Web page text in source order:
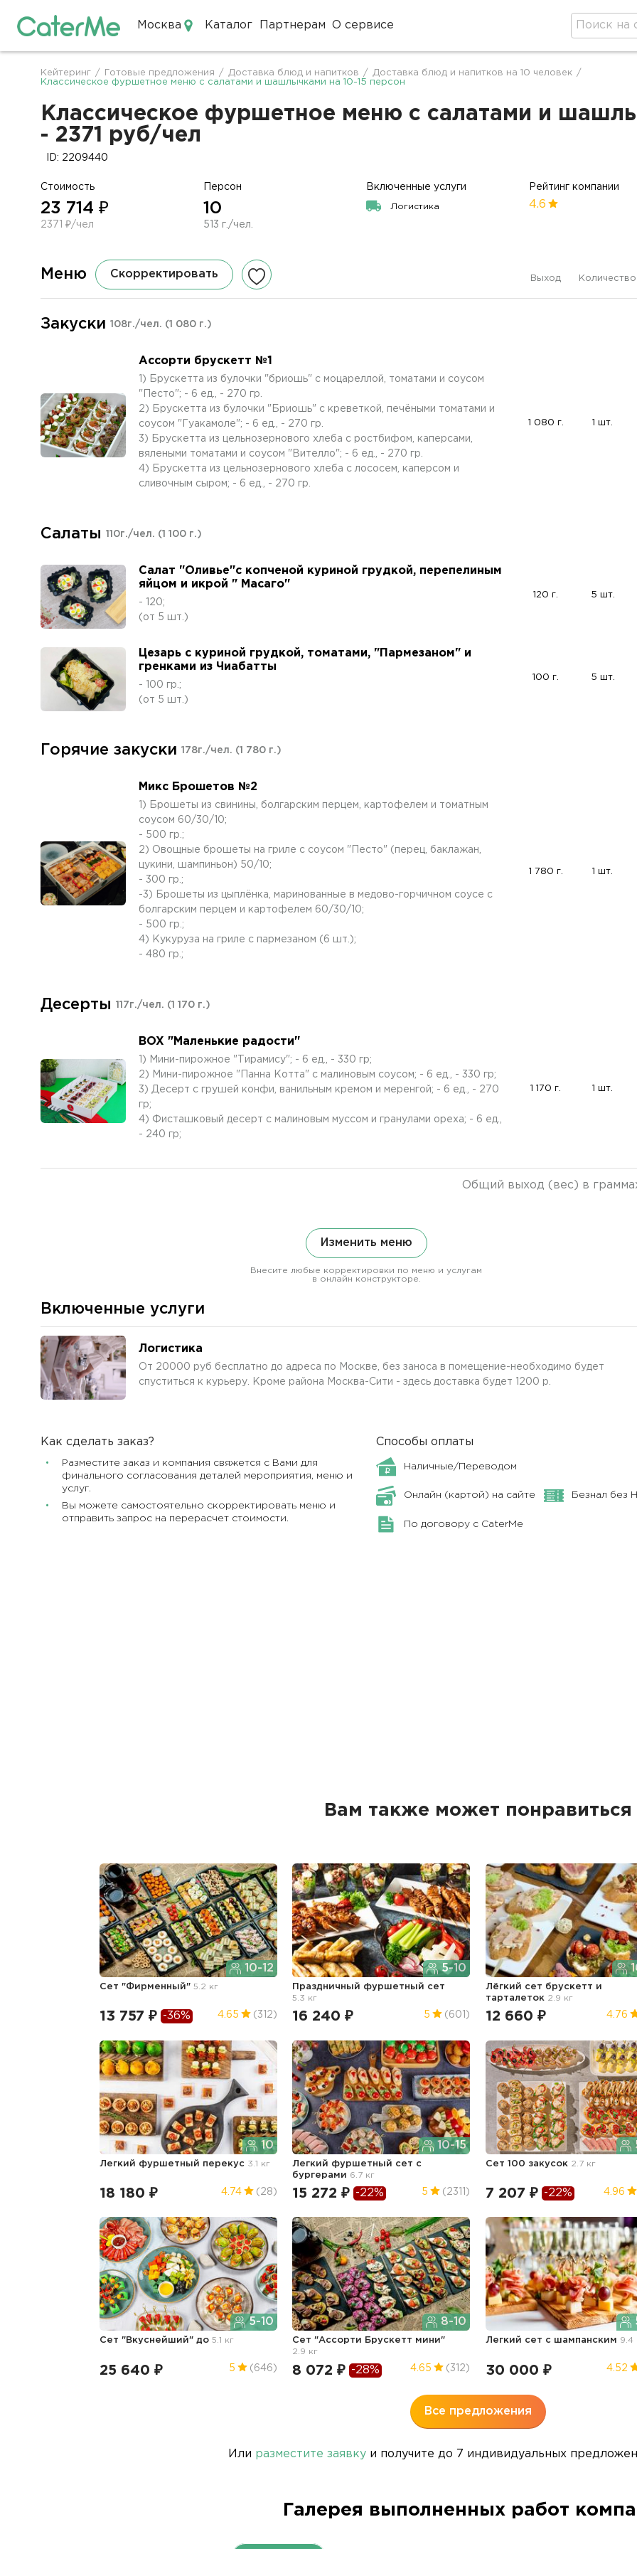
Москва Каталог Партнерам О сервисе
Строка
Кейтеринг / Готовые предложения / Доставка блюд и напитков / Доставка блюд и напитков на 10 человек
/
Классическое фуршетное меню с салатами и шашлычками на 10-15 персон
Классическое фуршетное меню с салатами и
- 2371 руб/чел
ID: 2209440
Стоимость
23 714 ₽
2371 ₽/чел
Персон
10
513 г./чел.
Включенные услуги
Логистика
Рейтинг компании
4.6
Меню Скорректировать Выход Количество
Закуски 108г./чел. (1 080 г.)
Ассорти брускетт №1
1) Брускетта из булочки "бриошь" с моцареллой, томатами и соусом
"Песто"; - 6 ед., - 270 гр.
2) Брускетта из булочки "Бриошь" с креветкой, печёными томатами и
соусом "Гуакамоле"; - 6 ед., - 270 гр.
3) Брускетта из цельнозернового хлеба с ростбифом, каперсами,
вялеными томатами и соусом "Вителло"; - 6 ед., - 270 гр.
4) Брускетта из цельнозернового хлеба с лососем, каперсом и
сливочным сыром; - 6 ед., - 270 гр.
1 080 г. 1 шт.
Салаты 110г./чел. (1 100 г.)
Салат "Оливье"с копченой куриной грудкой, перепелиным
яйцом и икрой " Масаго"
- 120;
(от 5 шт.)
120 г. 5 шт.
Цезарь с куриной грудкой, томатами, "Пармезаном" и
гренками из Чиабатты
- 100 гр.;
(от 5 шт.)
100 г. 5 шт.
Горячие закуски 178г./чел. (1 780 г.)
Микс Брошетов №2
1) Брошеты из свинины, болгарским перцем, картофелем и томатным
соусом 60/30/10;
- 500 гр.;
2) Овощные брошеты на гриле с соусом "Песто" (перец, баклажан,
цукини, шампиньон) 50/10;
- 300 гр.;
-3) Брошеты из цыплёнка, маринованные в медово-горчичном соусе с
болгарским перцем и картофелем 60/30/10;
- 500 гр.;
4) Кукуруза на гриле с пармезаном (6 шт.);
- 480 гр.;
1 780 г. 1 шт.
Десерты 117г./чел. (1 170 г.)
BOX "Маленькие радости"
1) Мини-пирожное "Тирамису"; - 6 ед., - 330 гр;
2) Мини-пирожное "Панна Котта" с малиновым соусом; - 6 ед., - 330 гр;
3) Десерт с грушей конфи, ванильным кремом и меренгой; - 6 ед., - 270
гр;
4) Фисташковый десерт с малиновым муссом и гранулами ореха; - 6 ед.,
- 240 гр;
1 170 г. 1 шт.
Общий выход (вес) в
Изменить меню
Внесите любые корректировки по меню и услугам
в онлайн конструкторе.
Включенные услуги
Логистика
От 20000 руб бесплатно до адреса по Москве, без заноса в помещение-необходимо будет
спуститься к курьеру. Кроме района Москва-Сити - здесь доставка будет 1200 р.
Как сделать заказ?
Разместите заказ и компания свяжется с Вами для
финального согласования деталей мероприятия, меню и
услуг.
Вы можете самостоятельно скорректировать меню и
отправить запрос на перерасчет стоимости.
Способы оплаты
Наличные/Переводом
Онлайн (картой) на сайте Безнал без
По договору с CaterMe
Вам также может понравиться
10-12
Сет "Фирменный" 5.2 кг
13 757 ₽ -36% 4.65 (312)
5-10
Праздничный фуршетный сет
5.3 кг
16 240 ₽ 5 (601)
Лёгкий сет брускетт и
тарталеток 2.9 кг
12 660 ₽ 4.76
10
Легкий фуршетный перекус 3.1 кг
18 180 ₽ 4.74 (28)
10-15
Легкий фуршетный сет с
бургерами 6.7 кг
15 272 ₽ -22% 5 (2311)
Сет 100 закусок 2.7 кг
7 207 ₽ -22% 4.96
5-10
Сет "Вкуснейший" до 5.1 кг
25 640 ₽ 5 (646)
8-10
Сет "Ассорти Брускетт мини"
2.9 кг
8 072 ₽ -28% 4.65 (312)
Легкий сет с шампанским 9.4
30 000 ₽ 4.52
Все предложения
Или разместите заявку и получите до 7 индивидуальных
Галерея выполненных работ